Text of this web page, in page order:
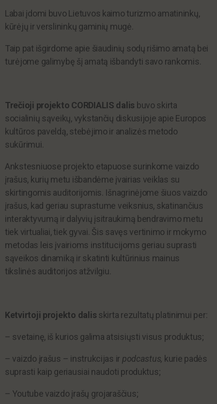
Labai įdomi buvo Lietuvos kaimo turizmo amatininkų,
kūrėjų ir verslininkų gaminių mugė.
Taip pat išgirdome apie šiaudinių sodų rišimo amatą bei
turėjome galimybę šį amatą išbandyti savo rankomis.
Trečioji projekto CORDIALIS dalis buvo skirta
socialinių sąveikų, vykstančių diskusijoje apie Europos
kultūros paveldą, stebėjimo ir analizės metodo
sukūrimui.
Ankstesniuose projekto etapuose surinkome vaizdo
įrašus, kurių metu išbandėme įvairias veiklas su
skirtingomis auditorijomis. Išnagrinėjome šiuos vaizdo
įrašus, kad geriau suprastume veiksnius, skatinančius
interaktyvumą ir dalyvių įsitraukimą bendravimo metu
tiek virtualiai, tiek gyvai. Šis savęs vertinimo ir mokymo
metodas leis įvairioms institucijoms geriau suprasti
sąveikos dinamiką ir skatinti kultūrinius mainus
tikslinės auditorijos atžvilgiu.
Ketvirtoji projekto dalis skirta rezultatų platinimui per:
– svetainę, iš kurios galima atsisiųsti visus produktus;
– vaizdo įrašus – instrukcijas ir podcastus, kurie padės
suprasti kaip geriausiai naudoti produktus;
– Youtube vaizdo įrašų grojaraščius;